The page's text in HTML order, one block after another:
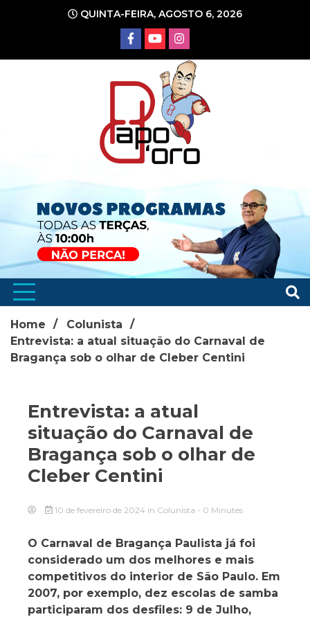
conteúdo
QUINTA-FEIRA, AGOSTO 6, 2026
Home
Colunista
Entrevista: a atual situação do Carnaval de
Bragança sob o olhar de Cleber Centini
Entrevista: a atual
situação do Carnaval de
Bragança sob o olhar de
Cleber Centini
10 de fevereiro de 2024 in Colunista - 0 Minutes
O Carnaval de Bragança Paulista já foi
considerado um dos melhores e mais
competitivos do interior de São Paulo. Em
2007, por exemplo, dez escolas de samba
participaram dos desfiles: 9 de Julho,